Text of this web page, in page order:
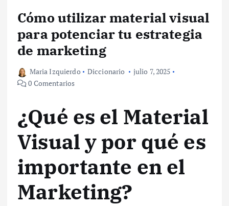
Cómo utilizar material visual
para potenciar tu estrategia
de marketing
Maria Izquierdo Diccionario
julio 7, 2025
0 Comentarios
¿Qué es el Material
Visual y por qué es
importante en el
Marketing?